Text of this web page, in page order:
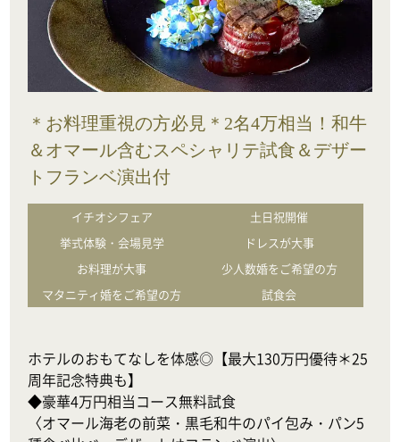
＊お料理重視の方必見＊2名4万相当！和牛
＆オマール含むスペシャリテ試食＆デザー
トフランベ演出付
イチオシフェア
土日祝開催
挙式体験・会場見学
ドレスが大事
お料理が大事
少人数婚をご希望の方
マタニティ婚をご希望の方
試食会
ホテルのおもてなしを体感◎【最大130万円優待＊25
周年記念特典も】
◆豪華4万円相当コース無料試食
〈オマール海老の前菜・黒毛和牛のパイ包み・パン5